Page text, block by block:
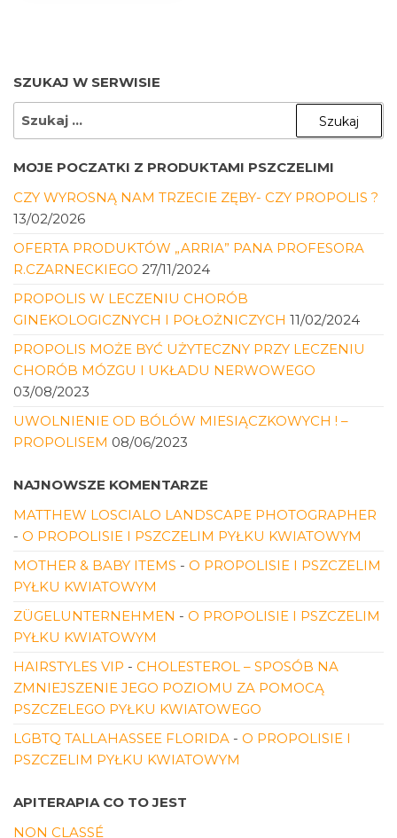
SZUKAJ W SERWISIE
SZUKAJ:
MOJE POCZATKI Z PRODUKTAMI PSZCZELIMI
CZY WYROSNĄ NAM TRZECIE ZĘBY- CZY PROPOLIS ?
13/02/2026
OFERTA PRODUKTÓW „ARRIA” PANA PROFESORA
R.CZARNECKIEGO 27/11/2024
PROPOLIS W LECZENIU CHORÓB
GINEKOLOGICZNYCH I POŁOŻNICZYCH 11/02/2024
PROPOLIS MOŻE BYĆ UŻYTECZNY PRZY LECZENIU
CHORÓB MÓZGU I UKŁADU NERWOWEGO
03/08/2023
UWOLNIENIE OD BÓLÓW MIESIĄCZKOWYCH ! –
PROPOLISEM 08/06/2023
NAJNOWSZE KOMENTARZE
MATTHEW LOSCIALO LANDSCAPE PHOTOGRAPHER
- O PROPOLISIE I PSZCZELIM PYŁKU KWIATOWYM
MOTHER & BABY ITEMS - O PROPOLISIE I PSZCZELIM
PYŁKU KWIATOWYM
ZÜGELUNTERNEHMEN - O PROPOLISIE I PSZCZELIM
PYŁKU KWIATOWYM
HAIRSTYLES VIP - CHOLESTEROL – SPOSÓB NA
ZMNIEJSZENIE JEGO POZIOMU ZA POMOCĄ
PSZCZELEGO PYŁKU KWIATOWEGO
LGBTQ TALLAHASSEE FLORIDA - O PROPOLISIE I
PSZCZELIM PYŁKU KWIATOWYM
APITERAPIA CO TO JEST
NON CLASSÉ